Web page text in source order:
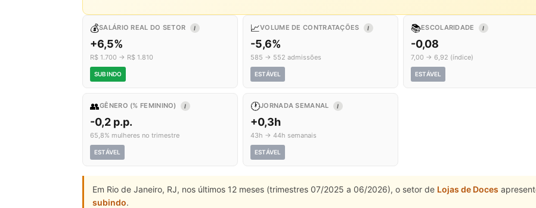
💰SALÁRIO REAL DO SETOR I
+6,5%
R$ 1.700 → R$ 1.810
SUBINDO
📈VOLUME DE CONTRATAÇÕES I
-5,6%
585 → 552 admissões
ESTÁVEL
📚ESCOLARIDADE I
-0,08
7,00 → 6,92 (índice)
ESTÁVEL
👥GÊNERO (% FEMININO) I
-0,2 p.p.
65,8% mulheres no trimestre
ESTÁVEL
🕐JORNADA SEMANAL I
+0,3h
43h → 44h semanais
ESTÁVEL
Em Rio de Janeiro, RJ, nos últimos 12 meses (trimestres 07/2025 a 06/2026), o setor de Lojas de Doces
subindo.